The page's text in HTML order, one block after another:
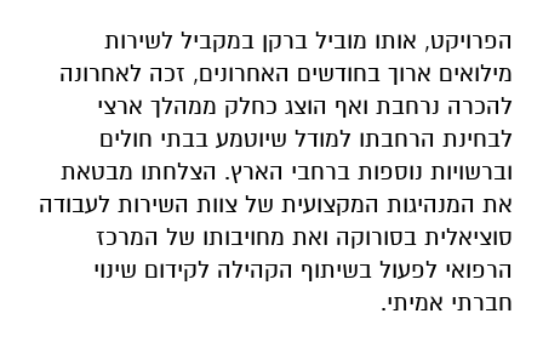
הפרויקט, אותו מוביל ברקן במקביל לשירות
מילואים ארוך בחודשים האחרונים, זכה לאחרונה
להכרה נרחבת ואף הוצג כחלק ממהלך ארצי
לבחינת הרחבתו למודל שיוטמע בבתי חולים
וברשויות נוספות ברחבי הארץ. הצלחתו מבטאת
את המנהיגות המקצועית של צוות השירות לעבודה
סוציאלית בסורוקה ואת מחויבותו של המרכז
הרפואי לפעול בשיתוף הקהילה לקידום שינוי
חברתי אמיתי.